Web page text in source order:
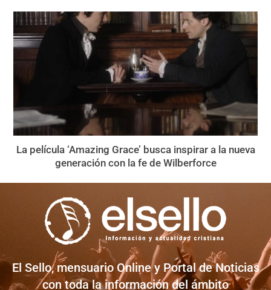
La película ‘Amazing Grace’ busca inspirar a la nueva
generación con la fe de Wilberforce
El Sello, mensuario Online y Portal de Noticias
con toda la información del ámbito